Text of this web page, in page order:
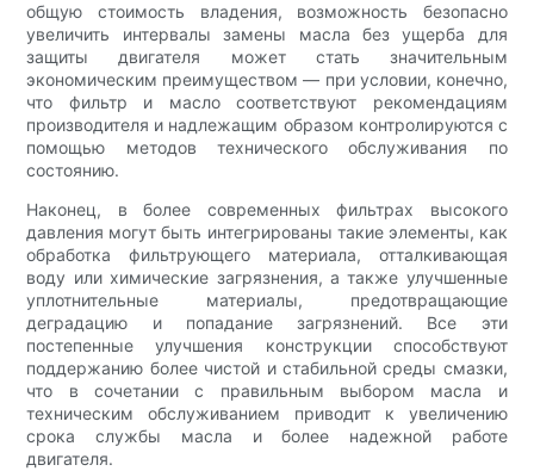
общую стоимость владения, возможность безопасно
увеличить интервалы замены масла без ущерба для
защиты двигателя может стать значительным
экономическим преимуществом — при условии, конечно,
что фильтр и масло соответствуют рекомендациям
производителя и надлежащим образом контролируются с
помощью методов технического обслуживания по
состоянию.
Наконец, в более современных фильтрах высокого
давления могут быть интегрированы такие элементы, как
обработка фильтрующего материала, отталкивающая
воду или химические загрязнения, а также улучшенные
уплотнительные материалы, предотвращающие
деградацию и попадание загрязнений. Все эти
постепенные улучшения конструкции способствуют
поддержанию более чистой и стабильной среды смазки,
что в сочетании с правильным выбором масла и
техническим обслуживанием приводит к увеличению
срока службы масла и более надежной работе
двигателя.